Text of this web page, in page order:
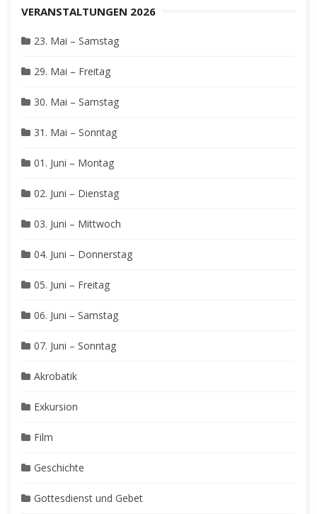
VERANSTALTUNGEN 2026
23. Mai – Samstag
29. Mai – Freitag
30. Mai – Samstag
31. Mai – Sonntag
01. Juni – Montag
02. Juni – Dienstag
03. Juni – Mittwoch
04. Juni – Donnerstag
05. Juni – Freitag
06. Juni – Samstag
07. Juni – Sonntag
Akrobatik
Exkursion
Film
Geschichte
Gottesdienst und Gebet